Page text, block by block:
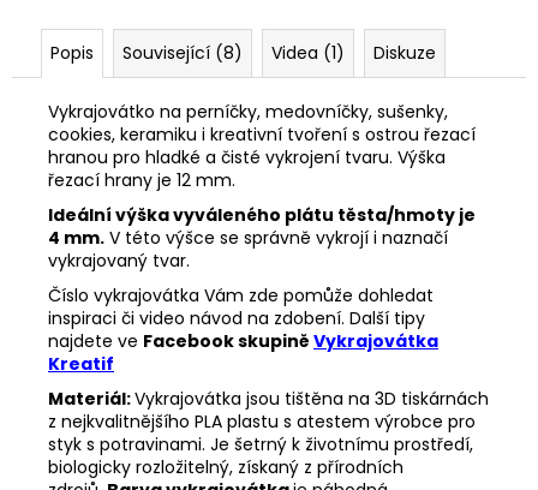
Popis Související (8) Videa (1) Diskuze
Vykrajovátko na perníčky, medovníčky, sušenky,
cookies, keramiku i kreativní tvoření s ostrou řezací
hranou pro hladké a čisté vykrojení tvaru. Výška
řezací hrany je 12 mm.
Ideální výška vyváleného plátu těsta/hmoty je
4 mm. V této výšce se správně vykrojí i naznačí
vykrajovaný tvar.
Číslo vykrajovátka Vám zde pomůže dohledat
inspiraci či video návod na zdobení. Další tipy
najdete ve Facebook skupině Vykrajovátka
Kreatif
Materiál:Vykrajovátka jsou tištěna na 3D tiskárnách
z nejkvalitnějšího PLA plastu s atestem výrobce pro
styk s potravinami. Je šetrný k životnímu prostředí,
biologicky rozložitelný, získaný z přírodních
VYKRAJOVÁTKA
MINI
#1297
38
Kč